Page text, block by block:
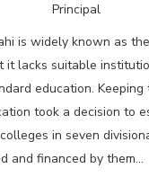
Principal
is widely known as
it lacks suitable
education. Keeping
took a decision to
in seven
and financed by them...